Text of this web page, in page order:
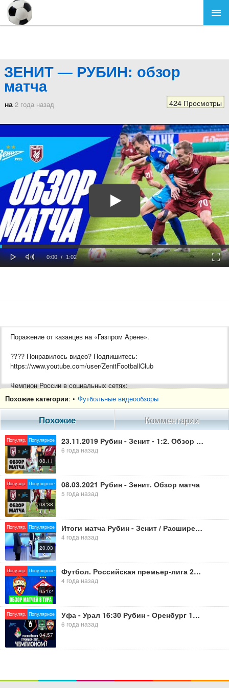
ЗЕНИТ — РУБИН: обзор
матча
на 2 года назад 424 Просмотры
Play Mute
Current
0:00 / Duration
1:02
Поражение от казанцев на «Газпром Арене».
???? Понравилось видео? Подпишитесь:
https://www.youtube.com/user/ZenitFootballClub
Чемпион России в социальных сетях:
VK — https://vk.com/zenit
Телеграм — https://t.me/fczenit
OK — https://ok.ru/fczenit
Похожие категории: • Футбольные видеообзоры
Похожие Комментарии
Популяр. Популярное
08:11
23.11.2019 Рубин - Зенит - 1:2. Обзор матча
6 года назад
Популяр. Популярное
08:38
08.03.2021 Рубин - Зенит. Обзор матча
5 года назад
Популяр. Популярное
20:03
Итоги матча Рубин - Зенит / Расширенный состав Карпина / Очередной иностранец в судейском корпусе
4 года назад
Популяр. Популярное
05:02
Футбол. Российская премьер-лига 2021-2022. Обзор матчей 8 тура. ЦСКА - Спартак, Рубин - Зенит.
4 года назад
Популяр. Популярное
04:57
Уфа - Урал 16:30 Рубин - Оренбург 18:30 Краснодар - Зенит.20-30.5 июля 2020 г.СУПЕРПРОГНОЗ.
6 года назад